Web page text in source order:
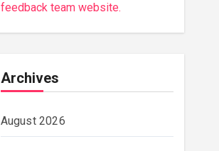
feedback team website.
Archives
August 2026